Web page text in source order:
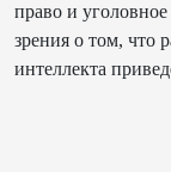
право и
зрения о том, что
интеллекта